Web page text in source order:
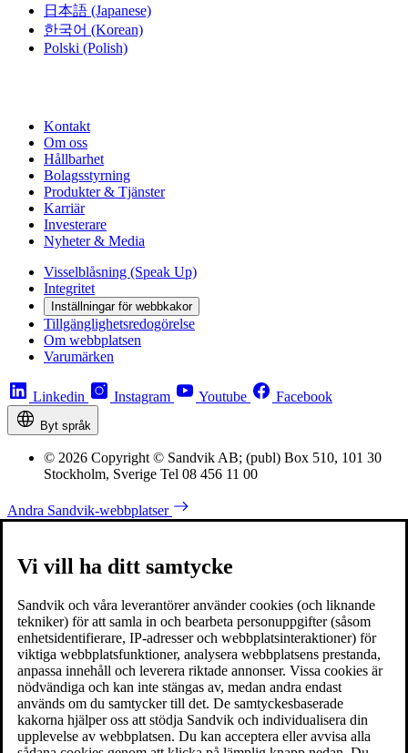
日本語 (Japanese)
한국어 (Korean)
Polski (Polish)
Kontakt
Om oss
Hållbarhet
Bolagsstyrning
Produkter & Tjänster
Karriär
Investerare
Nyheter & Media
Visselblåsning (Speak Up)
Integritet
Inställningar för webbkakor
Tillgänglighetsredogörelse
Om webbplatsen
Varumärken
Linkedin Instagram Youtube Facebook
Byt språk
© 2026 Copyright © Sandvik AB; (publ) Box 510, 101 30
Stockholm, Sverige Tel 08 456 11 00
Andra Sandvik-webbplatser
Vi vill ha ditt samtycke
Sandvik och våra leverantörer använder cookies (och liknande
tekniker) för att samla in och bearbeta personuppgifter (såsom
enhetsidentifierare, IP-adresser och webbplatsinteraktioner) för
viktiga webbplatsfunktioner, analysera webbplatsens prestanda,
anpassa innehåll och leverera riktade annonser. Vissa cookies är
nödvändiga och kan inte stängas av, medan andra endast
används om du samtycker till det. De samtyckesbaserade
kakorna hjälper oss att stödja Sandvik och individualisera din
upplevelse av webbplatsen. Du kan acceptera eller avvisa alla